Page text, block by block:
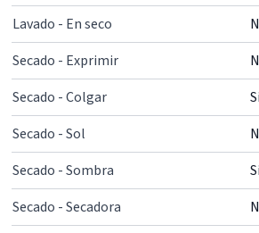
Lavado - En seco
Secado - Exprimir
Secado - Colgar
Si
Secado - Sol
Secado - Sombra
Si
Secado - Secadora